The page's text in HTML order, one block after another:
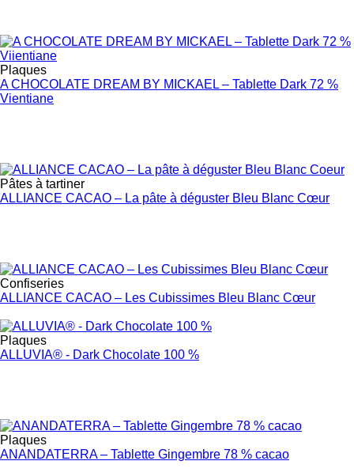
Plaques
A CHOCOLATE DREAM BY MICKAEL – Tablette Dark 72 %
Vientiane
Pâtes à tartiner
ALLIANCE CACAO – La pâte à déguster Bleu Blanc Cœur
Confiseries
ALLIANCE CACAO – Les Cubissimes Bleu Blanc Cœur
Plaques
ALLUVIA® - Dark Chocolate 100 %
Plaques
ANANDATERRA – Tablette Gingembre 78 % cacao